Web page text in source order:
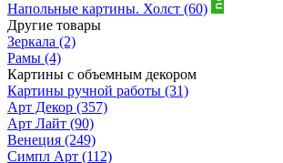
Напольные картины. Холст (60)
Другие товары
Зеркала (2)
Рамы (4)
Картины с объемным декором
Картины ручной работы (31)
Арт Декор (357)
Арт Лайт (90)
Венеция (249)
Симпл Арт (112)